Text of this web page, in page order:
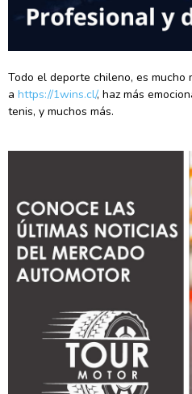
Todo el deporte chileno, es mucho
a https://1wins.cl/, haz más
tenis, y muchos más.